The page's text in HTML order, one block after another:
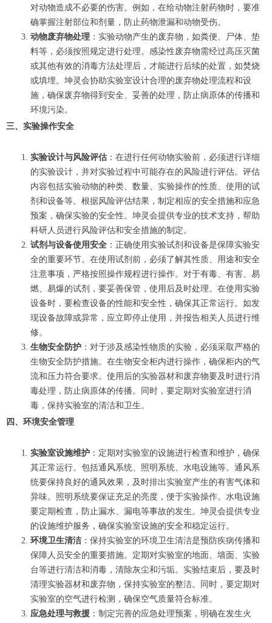
对动物造成不必要的伤害。例如，在给动物注射药物时，要准
确掌握注射部位和剂量，防止药物泄漏和动物受伤。
动物废弃物处理 ：实验动物产生的废弃物，如粪便、尸体、垫
料等，必须按照规定进行处理。感染性废弃物需经过高压灭菌
或其他有效的消毒方法处理后，才能进行后续的处置，如焚烧
或填埋。坤灵会协助实验室设计合理的废弃物处理流程和设
施，确保废弃物得到安全、妥善的处理，防止病原体的传播和
环境污染。
三、实验操作安全
实验设计与风险评估 ：在进行任何动物实验前，必须进行详细
的实验设计，并对实验过程中可能存在的风险进行评估。评估
内容包括实验动物的种类、数量、实验操作的性质、使用的试
剂和设备等。根据风险评估结果，制定相应的安全措施和应急
预案，确保实验的安全性。坤灵会提供专业的技术支持，帮助
科研人员进行风险评估和安全措施的制定。
试剂与设备使用安全 ：正确使用实验试剂和设备是保障实验安
全的重要环节。在使用试剂前，必须了解其性质、用途和安全
注意事项，严格按照操作规程进行操作。对于有毒、有害、易
燃、易爆的试剂，要妥善保管，使用后及时处理。在使用实验
设备时，要检查设备的性能和安全性，确保其正常运行。如发
现设备故障或异常，应立即停止使用，并报告相关人员进行维
修。
生物安全防护 ：对于涉及感染性物质的实验，必须采取严格的
生物安全防护措施。在生物安全柜内进行操作，确保柜内的气
流和压力符合要求。使用后的实验器材和废弃物要及时进行消
毒处理，防止病原体的传播。同时，要定期对实验室进行消
毒，保持实验室的清洁和卫生。
四、环境安全管理
实验室设施维护 ：定期对实验室的设施进行检查和维护，确保
其正常运行。包括通风系统、照明系统、水电设施等。通风系
统要保持良好的通风效果，及时排出实验室产生的有害气体和
异味。照明系统要保证充足的亮度，便于实验操作。水电设施
要定期检查，防止漏水、漏电等事故的发生。坤灵会提供专业
的设施维护服务，确保实验室设施的安全和稳定运行。
环境卫生清洁 ：保持实验室的环境卫生清洁是预防疾病传播和
保障人员安全的重要措施。定期对实验室的地面、墙面、实验
台等进行清洁和消毒，清除灰尘和污垢。实验结束后，要及时
清理实验器材和废弃物，保持实验室的整洁。同时，要定期对
实验室的空气进行检测，确保空气质量符合标准。
应急处理与救援 ：制定完善的应急处理预案，明确在发生火